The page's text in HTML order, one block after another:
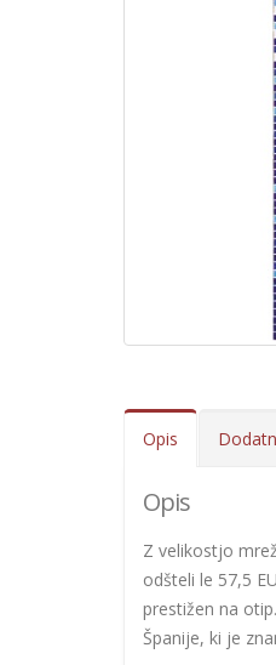
Opis
Opis
Z velikostjo
odšteli le 57,5
prestižen na
Španije, ki je